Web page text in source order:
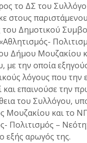
το ΔΣ του
στους
Δημοτικού
Δήμου Μουζακίου
με την οποία
λόγους που την
και επαινούσε την
του Συλλόγου,
Μουζακίου και το
Πολιτισμός –
εξής αρωγός της.